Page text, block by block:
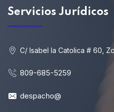
Servicios Jurídicos
C/ Isabel la Catolica # 60,
809-685-5259
despacho@